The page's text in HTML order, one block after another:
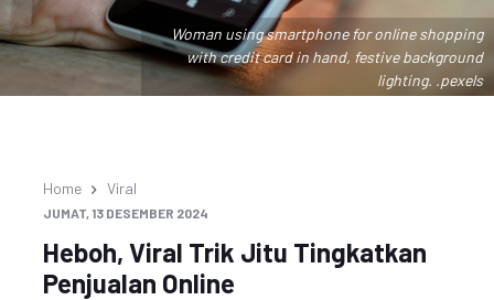
Woman using smartphone for online shopping
with credit card in hand, festive background
lighting. .pexels
Home Viral
JUMAT, 13 DESEMBER 2024
Heboh, Viral Trik Jitu Tingkatkan
Penjualan Online